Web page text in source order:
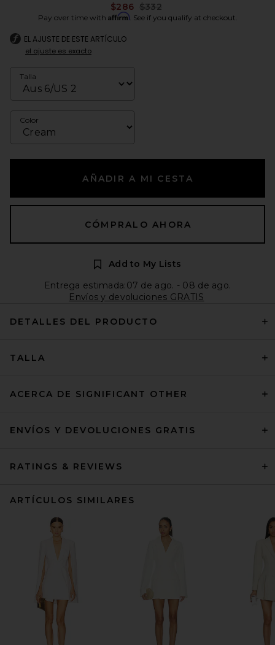
$286 Previous price:
$332
Pay over time with Affirm. See if you qualify at checkout.
EL AJUSTE DE ESTE ARTÍCULO
el ajuste es exacto
Talla
Color
AÑADIR A MI CESTA
CÓMPRALO AHORA
Add to My Lists
Entrega estimada:07 de ago. - 08 de ago.
Envíos y devoluciones GRATIS
DETALLES DEL PRODUCTO
TALLA
ACERCA DE SIGNIFICANT OTHER
ENVÍOS Y DEVOLUCIONES GRATIS
RATINGS & REVIEWS
ARTÍCULOS SIMILARES